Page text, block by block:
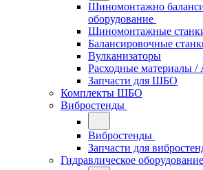
Шиномонтажно
оборудование
Шиномонтажные
Балансировочные
Вулканизаторы
Расходные материалы /
Запчасти для ШБО
Комплекты ШБО
Вибростенды
Вибростенды
Запчасти для
Гидравлическое оборудование